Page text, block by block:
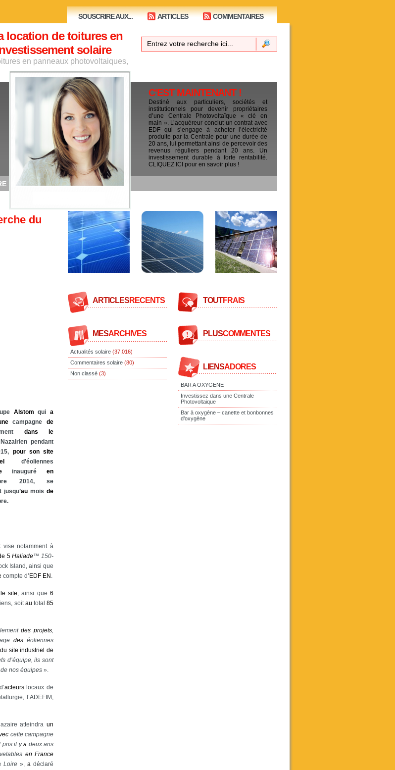
SOUSCRIRE AUX... ARTICLES COMMENTAIRES
location de toitures en
solaire
en panneaux photovoltaiques,
C'EST MAINTENANT !
Destiné aux particuliers, sociétés et
institutionnels pour devenir propriétaires
d’une Centrale Photovoltaïque « clé en
main ». L’acquéreur conclut un contrat avec
EDF qui s’engage à acheter l’électricité
produite par la Centrale pour une durée de
20 ans, lui permettant ainsi de percevoir des
revenus réguliers pendant 20 ans. Un
investissement durable à forte rentabilité.
CLIQUEZ ICI pour en savoir plus !
du
Alstom qui a
campagnede
dans
le
pendant
pour son site
d’éoliennes
inauguré en
2014, se
jusqu’au mois de
vise notamment à
5 Haliade™ 150-
Island, ainsi que
compte d’ EDF EN .
le site, ainsi que6
soitau total85
des projets,
des éoliennes
du site industriel de
d’équipe, ils sont
nos équipes ».
acteurslocaux de
l’ADEFIM,
atteindraun
cette campagne
pris il ya deux ans
en France
Loire»,a déclaré
ARTICLESRECENTS
MESARCHIVES
Actualités solaire (37,016)
Commentaires solaire (80)
Non classé (3)
TOUTFRAIS
PLUSCOMMENTES
LIENSADORES
BAR A OXYGENE
Investissez dans une Centrale
Photovoltaique
Bar à oxygène – canette et bonbonnes
d’oxygène